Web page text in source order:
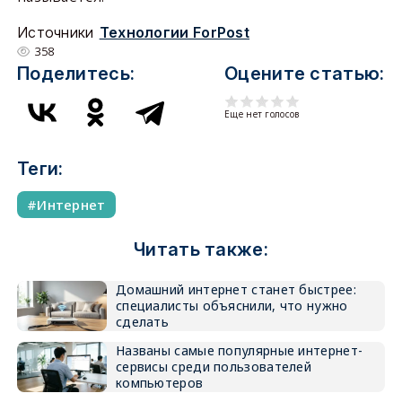
Источники Технологии ForPost
358
Поделитесь: Оцените статью:
Еще нет голосов
Теги:
Интернет
Читать также:
Домашний интернет станет быстрее:
специалисты объяснили, что нужно
сделать
Названы самые популярные интернет-
сервисы среди пользователей
компьютеров